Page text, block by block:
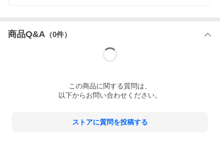
商品Q&A （0件）
この商品に関する質問は、
以下からお問い合わせください。
ストアに質問を投稿する